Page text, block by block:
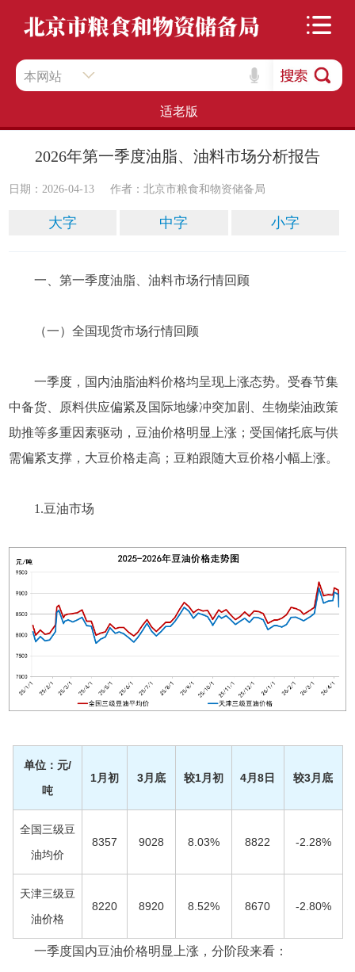
本网站
适老版
2026年第一季度油脂、油料市场分析报告
日期：2026-04-13 作者：​北京市粮食和物资储备局
大字 中字 小字
一、第一季度油脂、油料市场行情回顾
（一）全国现货市场行情回顾
一季度，国内油脂油料价格均呈现上涨态势。受春节集
中备货、原料供应偏紧及国际地缘冲突加剧、生物柴油政策
助推等多重因素驱动，豆油价格明显上涨；受国储托底与供
需偏紧支撑，大豆价格走高；豆粕跟随大豆价格小幅上涨。
1.豆油市场
单位：元/
吨
1月初 3月底 较1月初 4月8日 较3月底
全国三级豆
油均价
8357 9028 8.03% 8822 -2.28%
天津三级豆
油价格
8220 8920 8.52% 8670 -2.80%
一季度国内豆油价格明显上涨，分阶段来看：